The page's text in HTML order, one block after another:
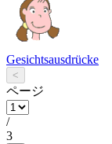
Gesichtsausdrücke
<
ページ
/
3